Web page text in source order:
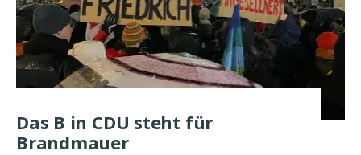
Das B in CDU steht für
Brandmauer